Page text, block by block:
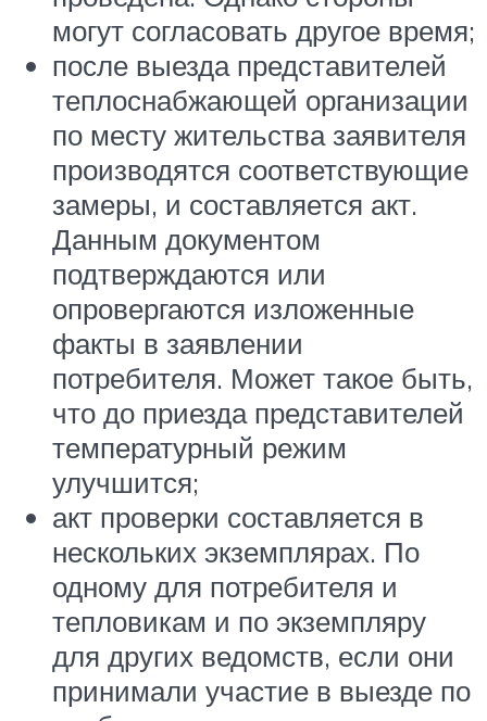
могут согласовать другое время;
после выезда представителей
теплоснабжающей организации
по месту жительства заявителя
производятся соответствующие
замеры, и составляется акт.
Данным документом
подтверждаются или
опровергаются изложенные
факты в заявлении
потребителя. Может такое быть,
что до приезда представителей
температурный режим
улучшится;
акт проверки составляется в
нескольких экземплярах. По
одному для потребителя и
тепловикам и по экземпляру
для других ведомств, если они
принимали участие в выезде по